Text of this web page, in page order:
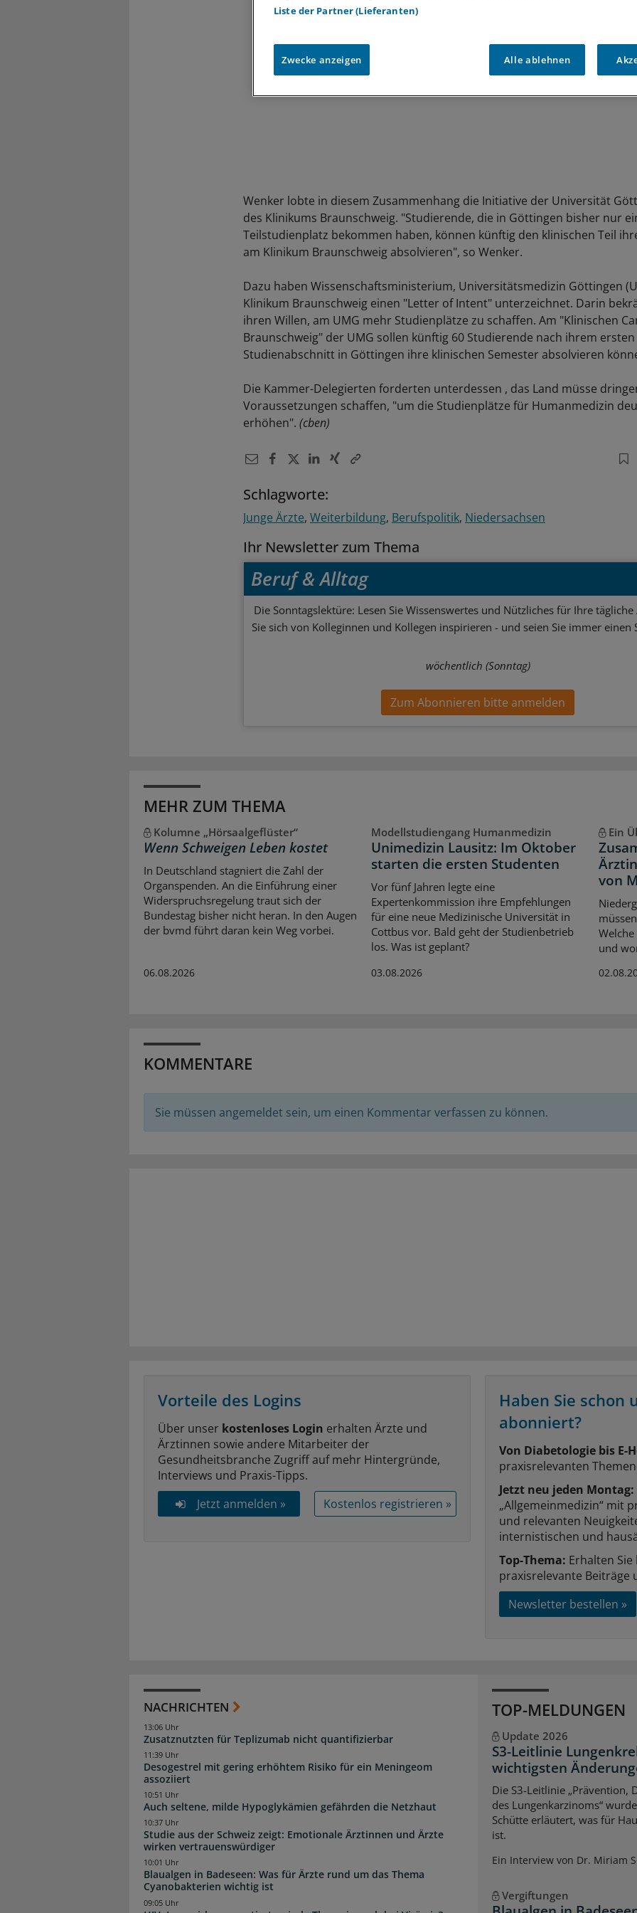
Wenker lobte in diesem Zusammenhang die Initiative der Universität
des Klinikums Braunschweig. "Studierende, die in Göttingen bisher nur
Teilstudienplatz bekommen haben, können künftig den klinischen Teil
am Klinikum Braunschweig absolvieren", so Wenker.
Dazu haben Wissenschaftsministerium, Universitätsmedizin Göttingen
Klinikum Braunschweig einen "Letter of Intent" unterzeichnet. Darin
ihren Willen, am UMG mehr Studienplätze zu schaffen. Am "Klinischen
Braunschweig" der UMG sollen künftig 60 Studierende nach ihrem ersten
Studienabschnitt in Göttingen ihre klinischen Semester absolvieren
Die Kammer-Delegierten forderten unterdessen , das Land müsse
Voraussetzungen schaffen, "um die Studienplätze für Humanmedizin
erhöhen". (cben)
Schlagworte:
Junge Ärzte Weiterbildung Berufspolitik Niedersachsen
Ihr Newsletter zum Thema
Beruf & Alltag
Die Sonntagslektüre: Lesen Sie Wissenswertes und Nützliches für Ihre
Sie sich von Kolleginnen und Kollegen inspirieren - und seien Sie immer einen
wöchentlich (Sonntag)
Zum Abonnieren bitte anmelden
MEHR ZUM THEMA
Kolumne „Hörsaalgeflüster“
Wenn Schweigen Leben kostet
In Deutschland stagniert die Zahl der
Organspenden. An die Einführung einer
Widerspruchsregelung traut sich der
Bundestag bisher nicht heran. In den Augen
der bvmd führt daran kein Weg vorbei.
06.08.2026
Modellstudiengang Humanmedizin
Unimedizin Lausitz: Im Oktober
starten die ersten Studenten
Vor fünf Jahren legte eine
Expertenkommission ihre Empfehlungen
für eine neue Medizinische Universität in
Cottbus vor. Bald geht der Studienbetrieb
los. Was ist geplant?
03.08.2026
Ein
von
und
KOMMENTARE
Sie müssen angemeldet sein, um einen Kommentar verfassen zu können.
Vorteile des Logins
Über unser kostenloses Login erhalten Ärzte und
Ärztinnen sowie andere Mitarbeiter der
Gesundheitsbranche Zugriff auf mehr Hintergründe,
Interviews und Praxis-Tipps.
Jetzt anmelden »
Kostenlos registrieren »
Haben Sie schon
abonniert?
Von Diabetologie bis E-
praxisrelevanten
Jetzt neu jeden Montag:
„Allgemeinmedizin“ mit
und relevanten
internistischen und
Top-Thema: Erhalten
praxisrelevante Beiträge
Newsletter bestellen »
NACHRICHTEN
Zusatznutzten für Teplizumab nicht quantifizierbar
13:06 Uhr
Desogestrel mit gering erhöhtem Risiko für ein Meningeom
assoziiert
11:39 Uhr
Auch seltene, milde Hypoglykämien gefährden die Netzhaut
10:51 Uhr
Studie aus der Schweiz zeigt: Emotionale Ärztinnen und Ärzte
wirken vertrauenswürdiger
10:37 Uhr
Blaualgen in Badeseen: Was für Ärzte rund um das Thema
Cyanobakterien wichtig ist
10:01 Uhr
09:05 Uhr
TOP-MELDUNGEN
Update 2026
S3-Leitlinie
wichtigsten
Die S3-Leitlinie „Prävention,
des Lungenkarzinoms“
Schütte erläutert, was für
ist.
Ein Interview von Dr. Miriam
Vergiftungen
Liste der Partner (Lieferanten)
Zwecke anzeigen Alle ablehnen